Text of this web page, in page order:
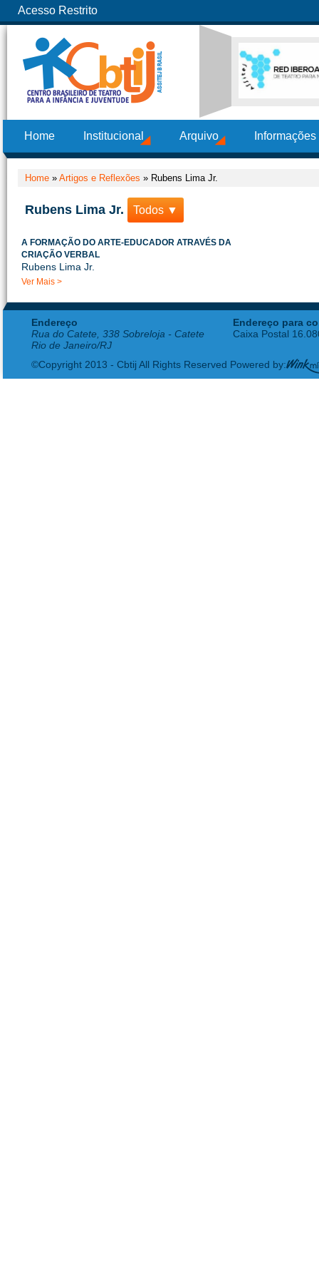
Acesso Restrito
Home Institucional Arquivo
Home » Artigos e Reflexões » Rubens Lima Jr.
Rubens Lima Jr. Todos ▼
A FORMAÇÃO DO ARTE-EDUCADOR ATRAVÉS DA
CRIAÇÃO VERBAL
Rubens Lima Jr.
Ver Mais >
Endereço
Rua do Catete, 338 Sobreloja - Catete
Rio de Janeiro/RJ
Endereço para
Caixa Postal
©Copyright 2013 - Cbtij All Rights Reserved Powered by: